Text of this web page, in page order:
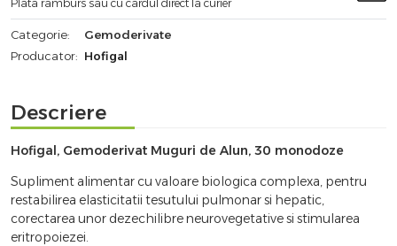
Plata ramburs sau cu cardul direct la curier
Categorie:
Gemoderivate
Producator: Hofigal
Descriere
Hofigal, Gemoderivat Muguri de Alun, 30 monodoze
Supliment alimentar cu valoare biologica complexa, pentru
restabilirea elasticitatii tesutului pulmonar si hepatic,
corectarea unor dezechilibre neurovegetative si stimularea
eritropoiezei.